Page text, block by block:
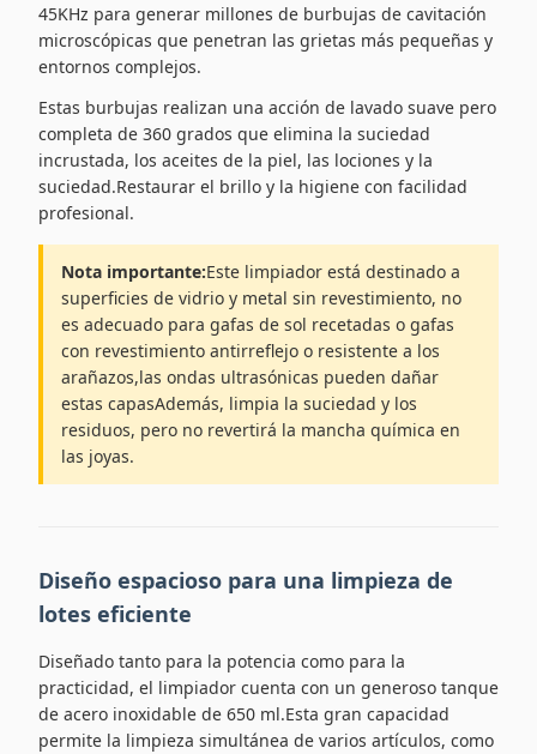
45KHz para generar millones de burbujas de cavitación
microscópicas que penetran las grietas más pequeñas y
entornos complejos.
Estas burbujas realizan una acción de lavado suave pero
completa de 360 grados que elimina la suciedad
incrustada, los aceites de la piel, las lociones y la
suciedad.Restaurar el brillo y la higiene con facilidad
profesional.
Nota importante:Este limpiador está destinado a
superficies de vidrio y metal sin revestimiento, no
es adecuado para gafas de sol recetadas o gafas
con revestimiento antirreflejo o resistente a los
arañazos,las ondas ultrasónicas pueden dañar
estas capasAdemás, limpia la suciedad y los
residuos, pero no revertirá la mancha química en
las joyas.
Diseño espacioso para una limpieza de
lotes eficiente
Diseñado tanto para la potencia como para la
practicidad, el limpiador cuenta con un generoso tanque
de acero inoxidable de 650 ml.Esta gran capacidad
permite la limpieza simultánea de varios artículos, como